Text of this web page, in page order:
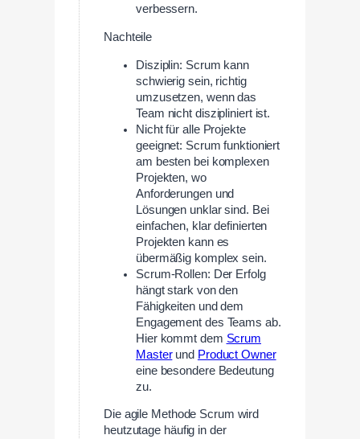
verbessern.
Nachteile
Disziplin: Scrum kann
schwierig sein, richtig
umzusetzen, wenn das
Team nicht diszipliniert ist.
Nicht für alle Projekte
geeignet: Scrum funktioniert
am besten bei komplexen
Projekten, wo
Anforderungen und
Lösungen unklar sind. Bei
einfachen, klar definierten
Projekten kann es
übermäßig komplex sein.
Scrum-Rollen: Der Erfolg
hängt stark von den
Fähigkeiten und dem
Engagement des Teams ab.
Hier kommt dem Scrum
Masterund Product Owner
eine besondere Bedeutung
zu.
Die agile Methode Scrum wird
heutzutage häufig in der